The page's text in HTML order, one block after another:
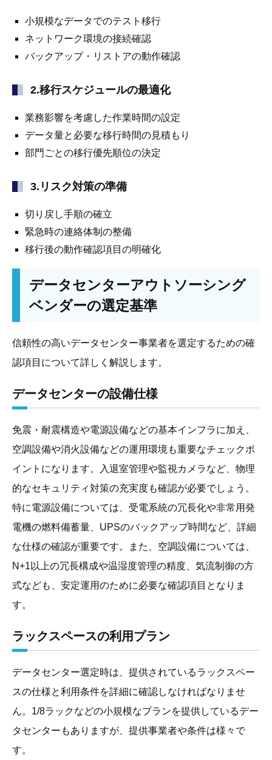
小規模なデータでのテスト移行
ネットワーク環境の接続確認
バックアップ・リストアの動作確認
2.移行スケジュールの最適化
業務影響を考慮した作業時間の設定
データ量と必要な移行時間の見積もり
部門ごとの移行優先順位の決定
3.リスク対策の準備
切り戻し手順の確立
緊急時の連絡体制の整備
移行後の動作確認項目の明確化
データセンターアウトソーシング
ベンダーの選定基準
信頼性の高いデータセンター事業者を選定するための確
認項目について詳しく解説します。
データセンターの設備仕様
免震・耐震構造や電源設備などの基本インフラに加え、
空調設備や消火設備などの運用環境も重要なチェックポ
イントになります。入退室管理や監視カメラなど、物理
的なセキュリティ対策の充実度も確認が必要でしょう。
特に電源設備については、受電系統の冗長化や非常用発
電機の燃料備蓄量、UPSのバックアップ時間など、詳細
な仕様の確認が重要です。また、空調設備については、
N+1以上の冗長構成や温湿度管理の精度、気流制御の方
式なども、安定運用のために必要な確認項目となりま
す。
ラックスペースの利用プラン
データセンター選定時は、提供されているラックスペー
スの仕様と利用条件を詳細に確認しなければなりませ
ん。1/8ラックなどの小規模なプランを提供しているデー
タセンターもありますが、提供事業者や条件は様々で
す。